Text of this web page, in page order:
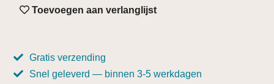
Toevoegen aan verlanglijst
Gratis verzending
Snel geleverd — binnen 3-5 werkdagen